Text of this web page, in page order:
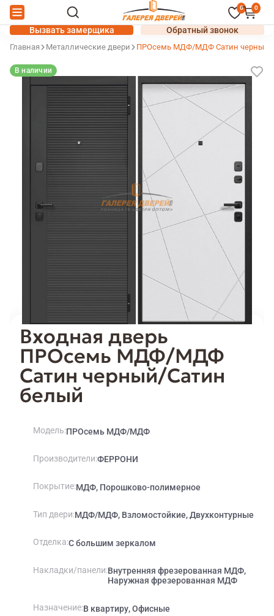
0 0
Вызвать замерщика Обратный звонок
Главная Металлические двери ПРОсемь МДФ/МДФ Сатин черный/
Входная дверь
ПРОсемь МДФ/МДФ
Сатин черный/Сатин
белый
В наличии
Модель ПРОсемь МДФ/МДФ
Производители ФЕРРОНИ
Покрытие МДФ, Порошково-полимерное
Тип двери МДФ/МДФ, Взломостойкие, Двухконтурные
Отделка С большим зеркалом
Накладки/панели Внутренняя фрезерованная МДФ,
Наружная фрезерованная МДФ
Назначение В квартиру, Офисные